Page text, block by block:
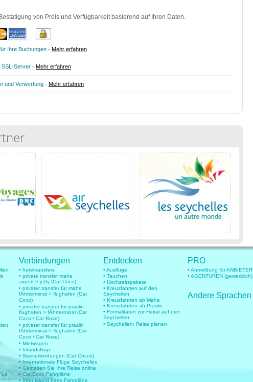
von Preis und Verfügbarkeit basierend auf Ihren Daten.
Ihre Buchungen - Mehr erfahren
SSL-Server - Mehr erfahren
und Verwertung - Mehr erfahren
La
Verbindungen
• hoteltransfers
• private transfer mahe
airport > jetty (Cat Coco)
• privater transfer für mahe
fÄhrterminal > flughafen (Cat
Coco)
• privater transfer für praslin
flughafen > fÄhrterminal (Cat
Coco / Cat Rose)
• privater transfer für praslin
fÄhrterminal > flughafen (Cat
Coco / Cat Rose)
• Mietwagen
• Inlandsflüge
• Seeverbindungen (Cat Cocos)
• Internationale Flüge Seychelles
• Gestalten Sie Ihre Reise online
• Cat Coco Fahrpläne
• Inter Island Ferry Fahrpläne
Entdecken
• Ausflüge
• Tauchen
• Hochzeitspakete
• Kreuzfahrten auf den
Seychellen
• Kreuzfahrten ab Mahe
• Kreuzfahrten ab Praslin
• Formalitäten zur Heirat auf den
Seychellen
• Seychellen: Reise planen
PRO
• Anmeldung für ANBIETER
• AGENTUREN (gewerblich)
Andere Sprachen